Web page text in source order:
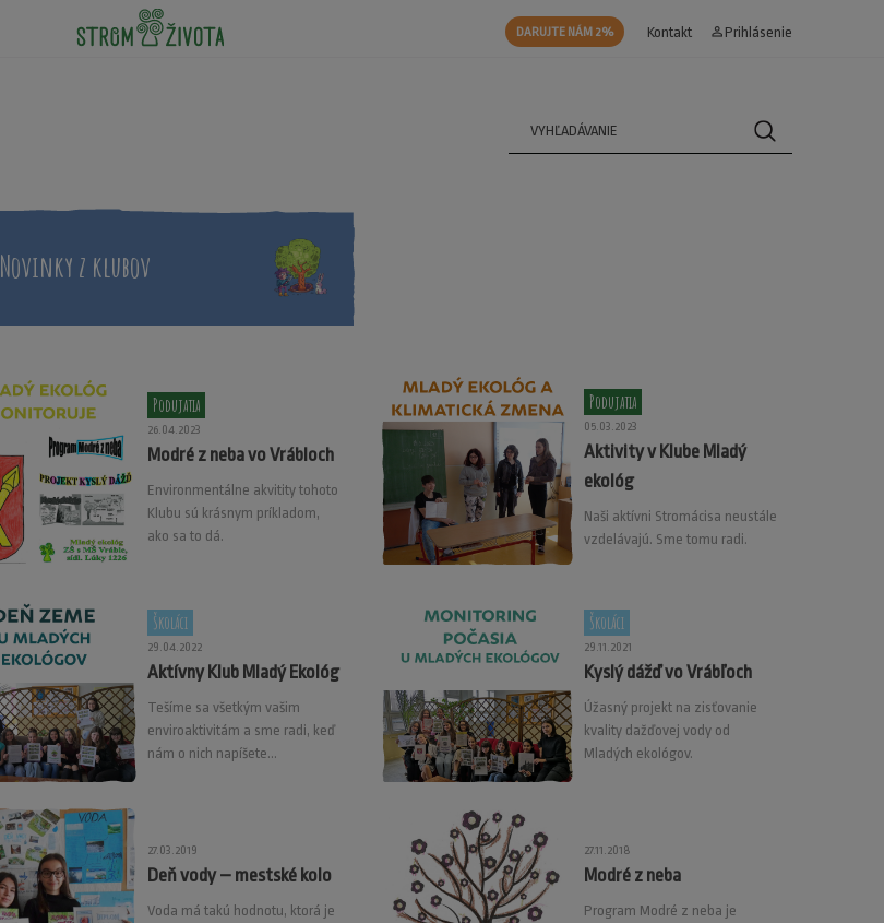
DARUJTE NÁM 2% Kontakt person_outline Prihlásenie
Novinky z klubov
Podujatia
26.04.2023
Modré z neba vo Vrábloch
Environmentálne akvitity tohoto
Klubu sú krásnym príkladom,
ako sa to dá.
Podujatia
05.03.2023
Aktivity v Klube Mladý
ekológ
Naši aktívni Stromácisa neustále
vzdelávajú. Sme tomu radi.
Školáci
29.04.2022
Aktívny Klub Mladý Ekológ
Tešíme sa všetkým vašim
enviroaktivitám a sme radi, keď
nám o nich napíšete...
Školáci
29.11.2021
Kyslý dážď vo Vrábľoch
Úžasný projekt na zisťovanie
kvality dažďovej vody od
Mladých ekológov.
27.03.2019
Deň vody – mestské kolo
Voda má takú hodnotu, ktorá je
27.11.2018
Modré z neba
Program Modré z neba je